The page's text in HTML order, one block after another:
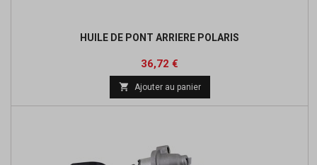
HUILE DE PONT ARRIERE POLARIS
Prix
36,72 €
 Ajouter au panier